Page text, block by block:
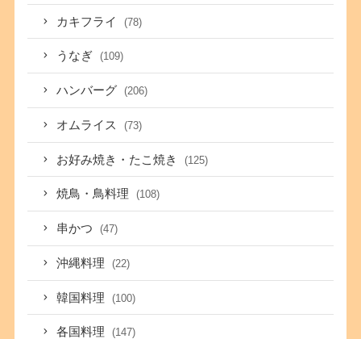
カキフライ (78)
うなぎ (109)
ハンバーグ (206)
オムライス (73)
お好み焼き・たこ焼き (125)
焼鳥・鳥料理 (108)
串かつ (47)
沖縄料理 (22)
韓国料理 (100)
各国料理 (147)